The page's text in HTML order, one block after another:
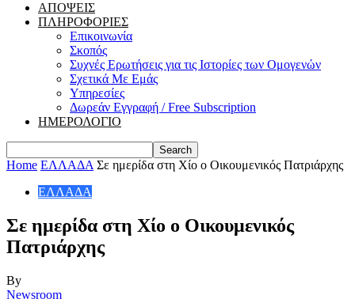
ΑΠΟΨΕΙΣ
ΠΛΗΡΟΦΟΡΙΕΣ
Επικοινωνία
Σκοπός
Συχνές Ερωτήσεις για τις Ιστορίες των Ομογενών
Σχετικά Με Εμάς
Υπηρεσίες
Δωρεάν Εγγραφή / Free Subscription
ΗΜΕΡΟΛΟΓΙΟ
Home ΕΛΛΑΔΑ Σε ημερίδα στη Χίο ο Οικουμενικός Πατριάρχης
ΕΛΛΑΔΑ
Σε ημερίδα στη Χίο ο Οικουμενικός
Πατριάρχης
By
Newsroom